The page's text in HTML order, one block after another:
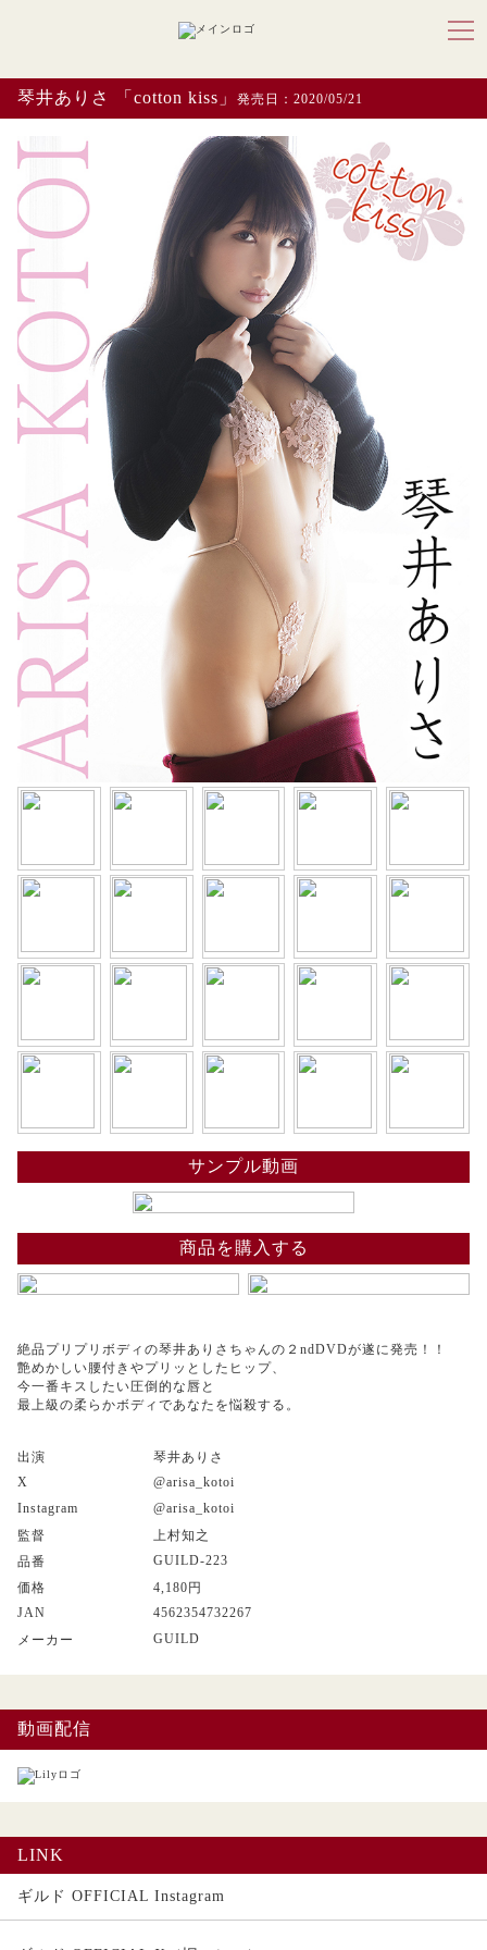
琴井ありさ 「cotton kiss」 発売日：2020/05/21
サンプル動画
商品を購入する
絶品プリプリボディの琴井ありさちゃんの２ndDVDが遂に発売！！
艶めかしい腰付きやプリッとしたヒップ、
今一番キスしたい圧倒的な唇と
最上級の柔らかボディであなたを悩殺する。
出演
琴井ありさ
X
@arisa_kotoi
Instagram
@arisa_kotoi
監督
上村知之
品番
GUILD-223
価格
4,180円
JAN
4562354732267
メーカー
GUILD
動画配信
LINK
ギルド OFFICIAL Instagram